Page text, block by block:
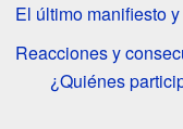
El último manifiesto
Reacciones y
¿Quiénes